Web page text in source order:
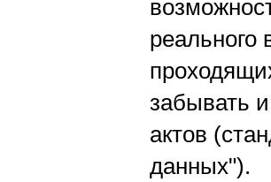
реального
забывать
актов
данных").